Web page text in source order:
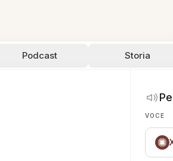
Podcast Storia
VOCE